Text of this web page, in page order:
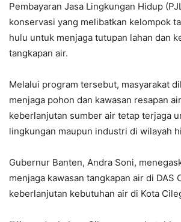
Pembayaran Jasa Lingkungan Hidup
konservasi yang melibatkan kelompok
hulu untuk menjaga tutupan lahan dan
tangkapan air.
Melalui program tersebut, masyarakat
menjaga pohon dan kawasan resapan
keberlanjutan sumber air tetap terjaga
lingkungan maupun industri di wilayah
Gubernur Banten, Andra Soni,
menjaga kawasan tangkapan air di DAS
keberlanjutan kebutuhan air di Kota